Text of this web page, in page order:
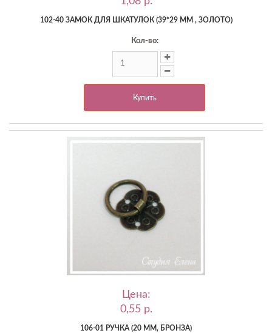
102-40 ЗАМОК ДЛЯ ШКАТУЛОК (39*29 ММ , ЗОЛОТО)
Кол-во:
Купить
Цена:
0,55 p.
106-01 РУЧКА (20 ММ, БРОНЗА)